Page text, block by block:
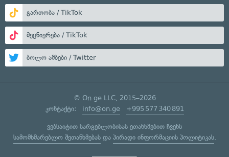
გართობა / TikTok
მეცნიერება / TikTok
ბოლო ამბები / Twitter
© On.ge LLC, 2015–2026
კონტაქტი: info@on.ge +995 577 340 891
ვებსაიტით სარგებლობისას ეთანხმებით ჩვენს
სამომხმარებლო შეთანხმებასდა პირადი ინფორმაციის პოლიტიკას.